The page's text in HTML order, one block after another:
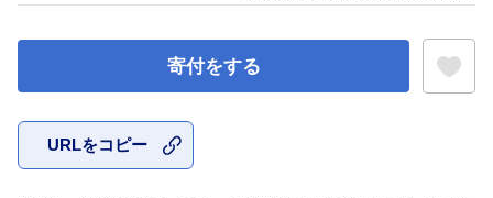
寄付をする
URLをコピー